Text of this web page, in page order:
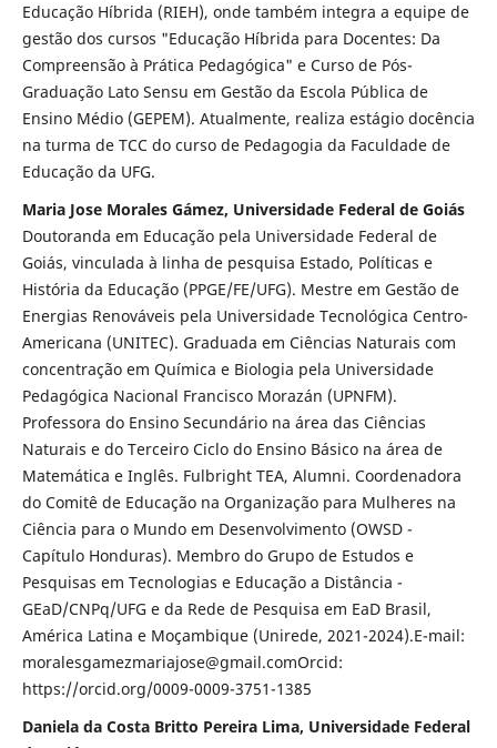
Educação Híbrida (RIEH), onde também integra a equipe de
gestão dos cursos "Educação Híbrida para Docentes: Da
Compreensão à Prática Pedagógica" e Curso de Pós-
Graduação Lato Sensu em Gestão da Escola Pública de
Ensino Médio (GEPEM). Atualmente, realiza estágio docência
na turma de TCC do curso de Pedagogia da Faculdade de
Educação da UFG.
Maria Jose Morales Gámez, Universidade Federal de Goiás
Doutoranda em Educação pela Universidade Federal de
Goiás, vinculada à linha de pesquisa Estado, Políticas e
História da Educação (PPGE/FE/UFG). Mestre em Gestão de
Energias Renováveis pela Universidade Tecnológica Centro-
Americana (UNITEC). Graduada em Ciências Naturais com
concentração em Química e Biologia pela Universidade
Pedagógica Nacional Francisco Morazán (UPNFM).
Professora do Ensino Secundário na área das Ciências
Naturais e do Terceiro Ciclo do Ensino Básico na área de
Matemática e Inglês. Fulbright TEA, Alumni. Coordenadora
do Comitê de Educação na Organização para Mulheres na
Ciência para o Mundo em Desenvolvimento (OWSD -
Capítulo Honduras). Membro do Grupo de Estudos e
Pesquisas em Tecnologias e Educação a Distância -
GEaD/CNPq/UFG e da Rede de Pesquisa em EaD Brasil,
América Latina e Moçambique (Unirede, 2021-2024).E-mail:
moralesgamezmariajose@gmail.comOrcid:
https://orcid.org/0009-0009-3751-1385
Daniela da Costa Britto Pereira Lima, Universidade Federal